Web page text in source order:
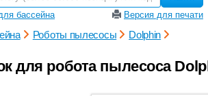
бассейна Версия для печати
Роботы пылесосы
Dolphin
для робота пылесоса